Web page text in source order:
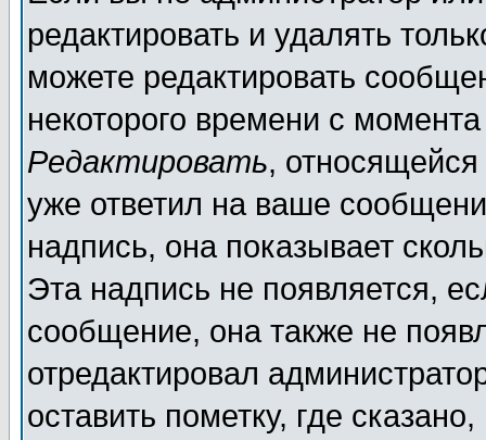
редактировать и удалять
можете редактировать
некоторого времени с
Редактировать,
уже ответил на ваше
надпись, она показывает
Эта надпись не появляется,
сообщение, она также не
отредактировал
оставить пометку, где